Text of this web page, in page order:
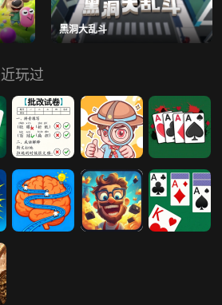
黑洞大乱斗
玩过
脑洞的答卷 脑洞玩梗王 蜘蛛纸牌接龙